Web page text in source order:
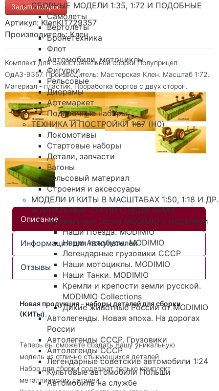
СБОРНЫЕ МОДЕЛИ 1:35, 1:72 И ПОДОБНЫЕ
Самолеты
Вертолеты
Бронетехника
Флот
Автомобили, мотоциклы
Фигурки
Рельсовые
Диорамы
Афтемаркет
Подарочные наборы
ТЕХНИКА И ПОСТРОЙКИ 1:87 (H0)
Локомотивы
Стартовые наборы
Детали, запчасти
Вагоны
Рельсовый материал
Строения и аксессуары
МОДЕЛИ И КИТЫ В МАСШТАБАХ 1:50, 1:18 И ДР.
ЖУРНАЛЬНЫЕ СЕРИИ С МОДЕЛЯМИ
Журнальные серии MODIMIO с моделями
Наши Поезда. MODIMIO
Наши Автобусы. MODIMIO
Легендарные грузовики СССР
Наши мотоциклы. MODIMIO
Наши Танки. MODIMIO
Кремли и крепости земли русской.
MODIMIO Collections
Дикие животные России от MODIMIO
Автолегенды. Новая эпоха. На дорогах
России
Автолегенды СССР. Грузовики
Автолегенды СССР
Легендарные советские автомобили 1:24
Культовые автомобили Польши
Автомобиль на службе
Задать вопрос
Артикул: KlenKIT729357
Производитель: Клен
Комплект для самостоятельной сборки Полуприцеп
ОдАЗ-9357. Производитель: Мастерская Клен. Масштаб 1:72.
Материал - пластик. Проработка бортов с двух сторон.
Описание
Информация для покупателей
Отзывы
Новая продукция - наборы деталей для сборки
(КИТы).
Теперь вы сможете создать Вашу уникальную
модель из отлично стыкующихся деталей
Набор для сборки содержат только комплект
металлических деталей